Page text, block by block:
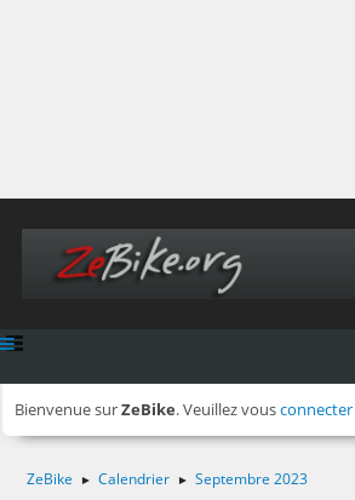
Bienvenue surZeBike. Veuillez vousconnecter
ZeBike ► Calendrier ► Septembre 2023